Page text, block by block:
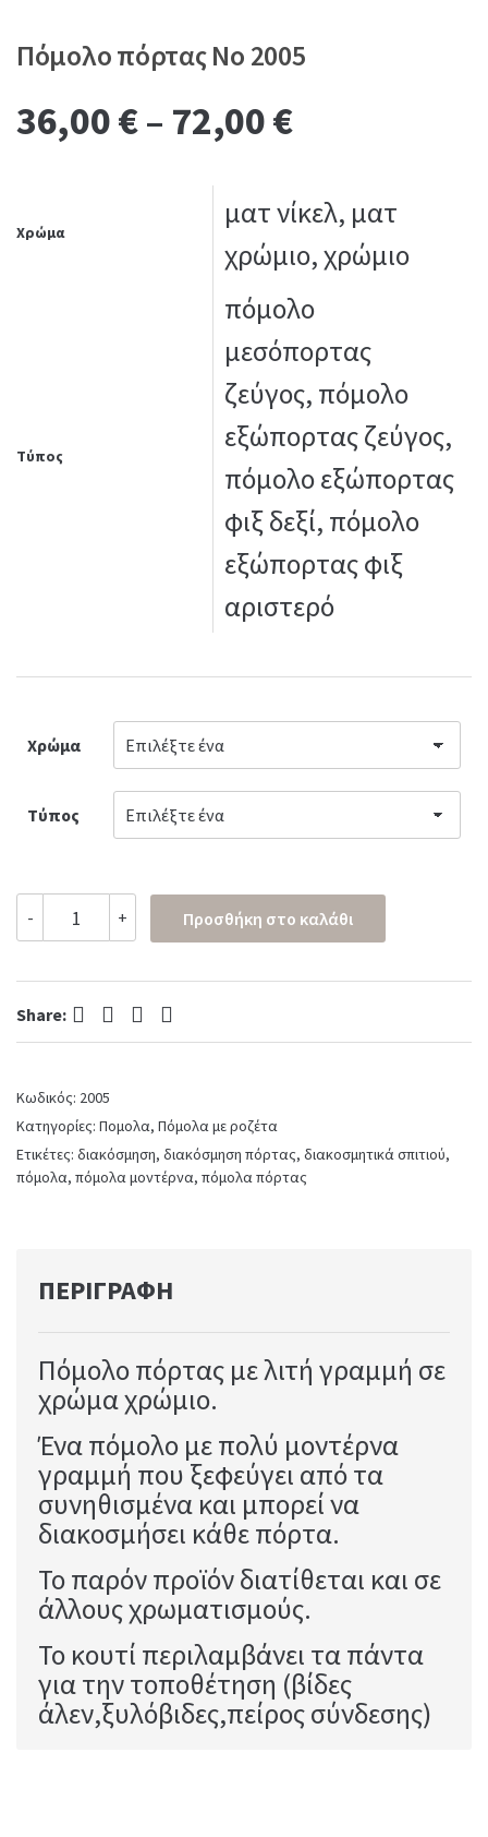
Πόμολο πόρτας No 2005
36,00€– 72,00€
Χρώμα
ματ νίκελ, ματ
χρώμιο, χρώμιο
Τύπος
πόμολο
μεσόπορτας
ζεύγος, πόμολο
εξώπορτας ζεύγος,
πόμολο εξώπορτας
φιξ δεξί, πόμολο
εξώπορτας φιξ
αριστερό
Χρώμα
Τύπος
-
πόρτας
No
+ Προσθήκη στο καλάθι
Share: Facebook Twitter Pinterest LinkedIn
Κωδικός: 2005
Κατηγορίες: Πομολα, Πόμολα με ροζέτα
Ετικέτες: διακόσμηση, διακόσμηση πόρτας, διακοσμητικά σπιτιού,
πόμολα, πόμολα μοντέρνα, πόμολα πόρτας
ΠΕΡΙΓΡΑΦΉ
Πόμολο πόρτας με λιτή γραμμή σε
χρώμα χρώμιο.
Ένα πόμολο με πολύ μοντέρνα
γραμμή που ξεφεύγει από τα
συνηθισμένα και μπορεί να
διακοσμήσει κάθε πόρτα.
Το παρόν προϊόν διατίθεται και σε
άλλους χρωματισμούς.
Το κουτί περιλαμβάνει τα πάντα
για την τοποθέτηση (βίδες
άλεν,ξυλόβιδες,πείρος σύνδεσης)